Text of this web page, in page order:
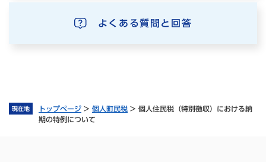
現在地 トップページ > 個人町民税 > 個人住民税（特別徴収）における納
期の特例について
よくある質問と回答